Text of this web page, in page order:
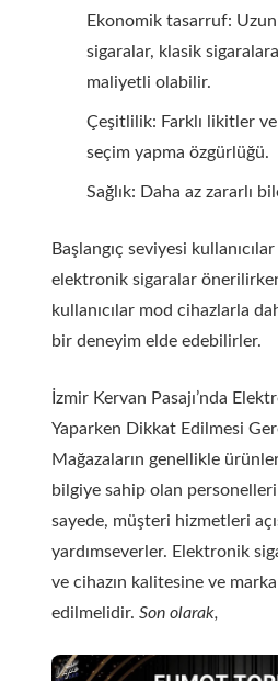
Ekonomik tasarruf:
sigaralar, klasik
maliyetli olabilir.
Çeşitlilik: Farklı likitler
seçim yapma özgürlüğü.
Sağlık: Daha az zararlı
Başlangıç seviyesi
elektronik sigaralar
kullanıcılar mod cihazlarla
bir deneyim elde edebilirler.
İzmir Kervan Pasajı’nda
Yaparken Dikkat Edilmesi
Mağazaların genellikle
bilgiye sahip olan
sayede, müşteri hizmetleri
yardımseverler. Elektronik
ve cihazın kalitesine ve
edilmelidir. Son olarak,